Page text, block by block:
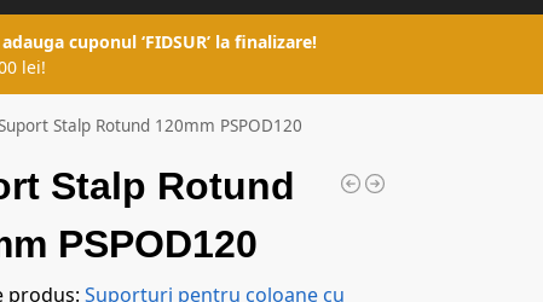
cuponul ‘FIDSUR’ la finalizare!
lei!
Stalp Rotund 120mm PSPOD120
Stalp Rotund
PSPOD120
produs:Suporturi pentru coloane cu